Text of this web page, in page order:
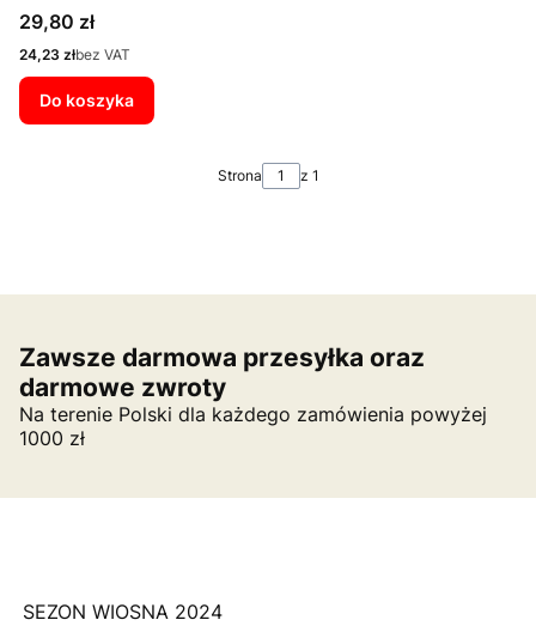
Cena
29,80 zł
Cena
24,23 złbez VAT
Do koszyka
Strona z 1
Zawsze darmowa przesyłka oraz
darmowe zwroty
Na terenie Polski dla każdego zamówienia powyżej
1000 zł
SEZON WIOSNA 2024